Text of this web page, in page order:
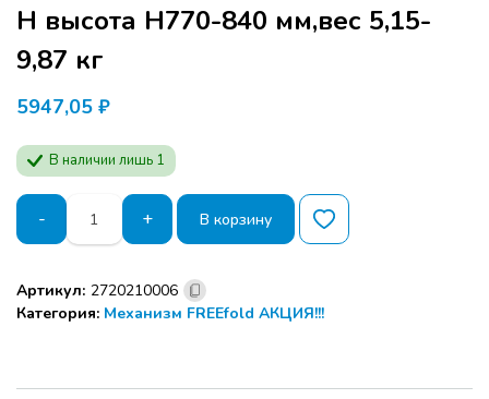
Н высота Н770-840 мм,вес 5,15-
9,87 кг
5947,05 ₽
В наличии лишь 1
-
Количество
товара
Механизм
SHORT
серия
Н770-
+ В корзину
Артикул: 2720210006
Категория: Механизм FREEfold АКЦИЯ!!!